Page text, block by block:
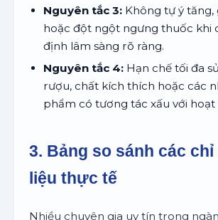
Nguyên tắc 3: Không tự ý tăng,
hoặc đột ngột ngưng thuốc khi
định lâm sàng rõ ràng.
Nguyên tắc 4: Hạn chế tối đa
rượu, chất kích thích hoặc các
phẩm có tương tác xấu với
3. Bảng so sánh các
liệu thực tế
Nhiều chuyên gia uy tín trong